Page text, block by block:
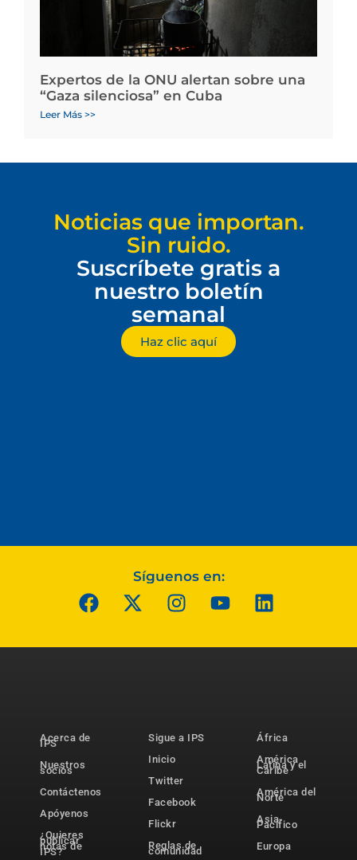
Expertos de la ONU alertan sobre una
“Gaza silenciosa” en Cuba
Leer Más >>
Noticias que importan.
Sin ruido.
Suscríbete gratis a
nuestro boletín
semanal
Haz clic aquí
Síguenos en:
Acerca de
IPS
Nuestros
socios
Contáctenos
Apóyenos
¿Quieres
publicar
notas de
IPS?
Sigue a IPS
Inicio
Twitter
Facebook
Flickr
Reglas de
comunidad
África
América
Latina y el
Caribe
América del
Norte
Asia-
Pacífico
Europa